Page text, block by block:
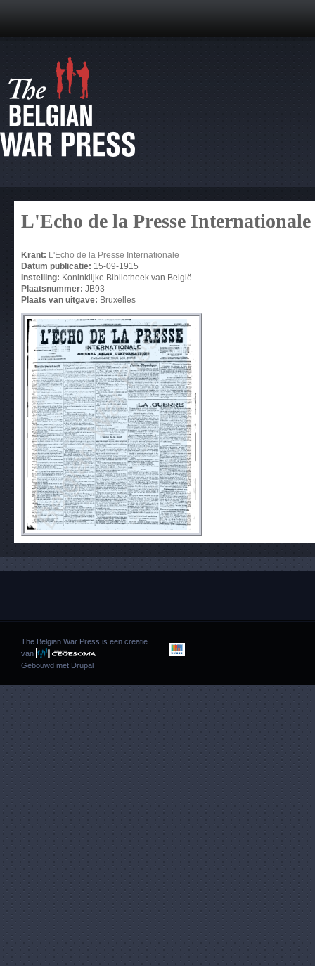
L'Echo de la Presse Internationale
Krant: L'Echo de la Presse Internationale
Datum publicatie: 15-09-1915
Instelling: Koninklijke Bibliotheek van België
Plaatsnummer: JB93
Plaats van uitgave: Bruxelles
The Belgian War Press is een creatie
van
Gebouwd met Drupal